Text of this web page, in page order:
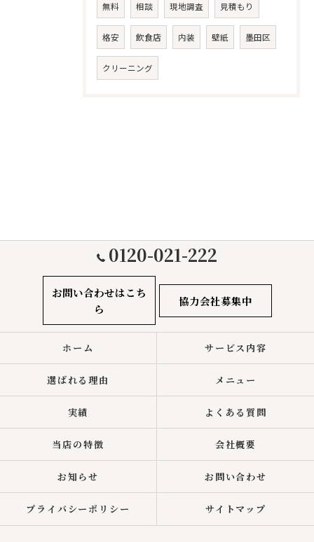
無料 相談 現地調査 見積もり
格安 飲食店 内装 壁紙 墨田区
クリーニング
0120-021-222
お問い合わせはこち
ら
協力会社募集中
ホーム サービス内容
選ばれる理由 メニュー
実績 よくある質問
当店の特徴 会社概要
お知らせ お問い合わせ
プライバシーポリシー サイトマップ